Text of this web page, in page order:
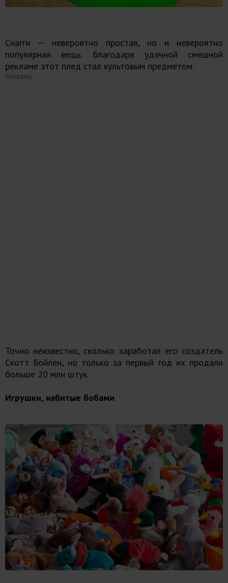
Снагги — невероятно простая, но и невероятно
популярная вещь. Благодаря удачной смешной
рекламе этот плед стал культовым предметом.
Реклама
Точно неизвестно, сколько заработал его создатель
Скотт Бойлен, но только за первый год их продали
больше 20 млн штук.
Игрушки, набитые бобами